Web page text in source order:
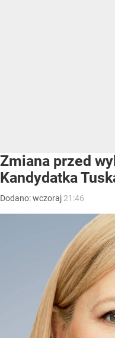
Zmiana przed
Kandydatka
Dodano:wczoraj 21:46